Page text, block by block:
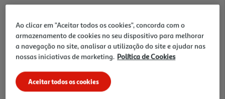
Ir para Homepage
Ao clicar em "Aceitar todos os cookies", concorda com o
armazenamento de cookies no seu dispositivo para melhorar
a navegação no site, analisar a utilização do site e ajudar nas
nossas iniciativas de marketing. Política de Cookies
Aceitar todos os cookies